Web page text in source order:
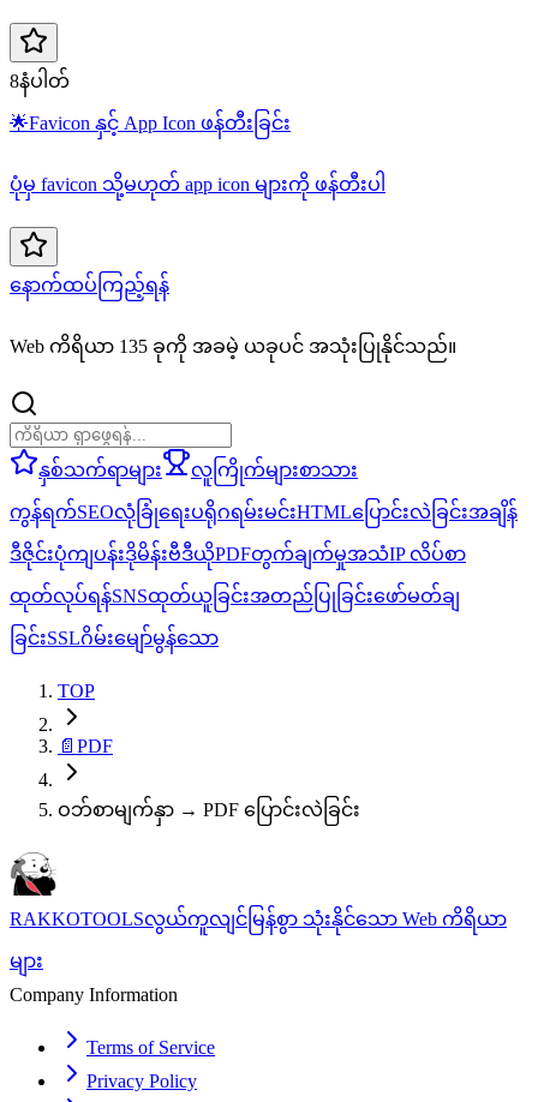
8နံပါတ်
🌟Favicon နှင့် App Icon ဖန်တီးခြင်း
ပုံမှ favicon သို့မဟုတ် app icon များကို ဖန်တီးပါ
နောက်ထပ်ကြည့်ရန်
Web ကိရိယာ 135 ခုကို အခမဲ့ ယခုပင် အသုံးပြုနိုင်သည်။
နှစ်သက်ရာများ လူကြိုက်များစာသား
ကွန်ရက်SEOလုံခြုံရေးပရိုဂရမ်းမင်းHTMLပြောင်းလဲခြင်းအချိန်
ဒီဇိုင်းပုံကျပန်းဒိုမိန်းဗီဒီယိုPDFတွက်ချက်မှုအသံIP လိပ်စာ
ထုတ်လုပ်ရန်SNSထုတ်ယူခြင်းအတည်ပြုခြင်းဖော်မတ်ချ
ခြင်းSSLဂိမ်းမျော်မွန်သော
TOP
📄 PDF
ဝဘ်စာမျက်နှာ → PDF ပြောင်းလဲခြင်း
RAKKOTOOLSလွယ်ကူလျင်မြန်စွာ သုံးနိုင်သော Web ကိရိယာ
များ
Company Information
Terms of Service
Privacy Policy